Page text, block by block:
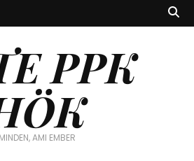
PPK
MINDEN, AMI EMBER